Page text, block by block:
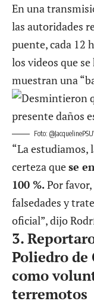
En una
las autoridades
puente, cada 12
los videos que
muestran una
Foto:
“La estudiamos,
certeza quese
100 %.Por
falsedades y
oficial”, dijo
3.
Poliedro de
como
terremotos